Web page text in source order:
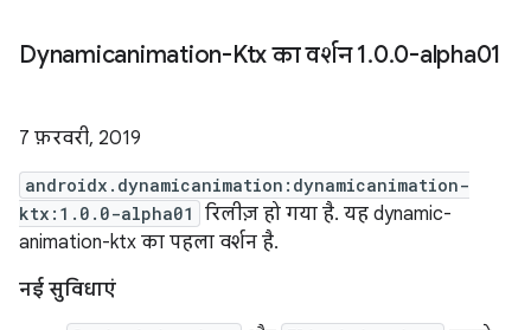
Dynamicanimation-Ktx का वर्शन 1.0.0-alpha01
7 फ़रवरी, 2019
androidx.dynamicanimation:dynamicanimation-
ktx:1.0.0-alpha01
रिलीज़ हो गया है. यह dynamic-
animation-ktx का पहला वर्शन है.
नई सुविधाएं